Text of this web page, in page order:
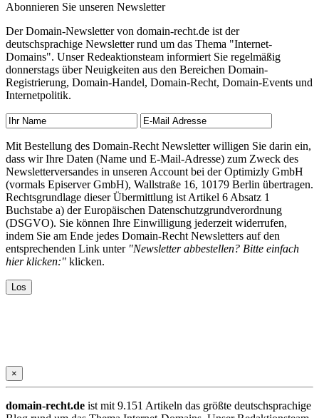
Abonnieren Sie unseren Newsletter
Der Domain-Newsletter von domain-recht.de ist der
deutschsprachige Newsletter rund um das Thema "Internet-
Domains". Unser Redeaktionsteam informiert Sie regelmäßig
donnerstags über Neuigkeiten aus den Bereichen Domain-
Registrierung, Domain-Handel, Domain-Recht, Domain-Events und
Internetpolitik.
Mit Bestellung des Domain-Recht Newsletter willigen Sie darin ein,
dass wir Ihre Daten (Name und E-Mail-Adresse) zum Zweck des
Newsletterversandes in unseren Account bei der Optimizly GmbH
(vormals Episerver GmbH), Wallstraße 16, 10179 Berlin übertragen.
Rechtsgrundlage dieser Übermittlung ist Artikel 6 Absatz 1
Buchstabe a) der Europäischen Datenschutzgrundverordnung
(DSGVO). Sie können Ihre Einwilligung jederzeit widerrufen,
indem Sie am Ende jedes Domain-Recht Newsletters auf den
entsprechenden Link unter "Newsletter abbestellen? Bitte einfach
hier klicken:" klicken.
×
domain-recht.de ist mit 9.151 Artikeln das größte deutschsprachige